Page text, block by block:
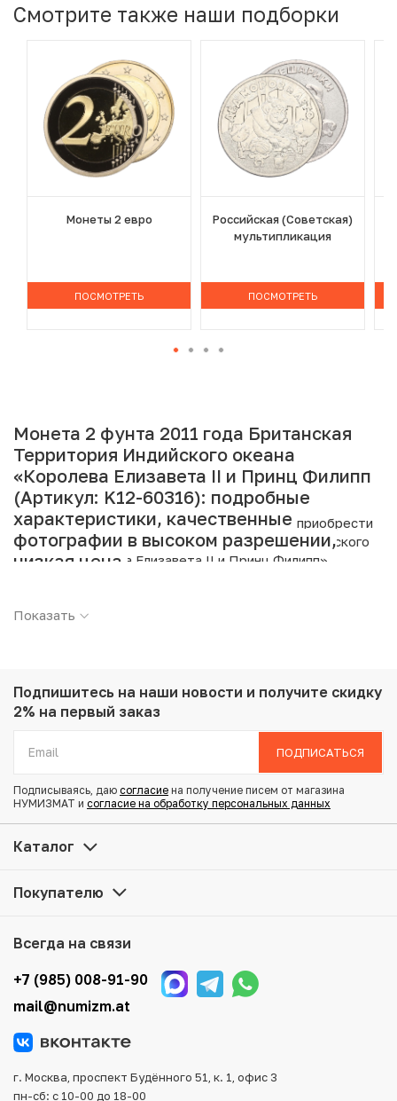
Смотрите также наши подборки
Монеты 2 евро
ПОСМОТРЕТЬ
Российская (Советская)
мультипликация
ПОСМОТРЕТЬ
Монета 2 фунта 2011 года Британская
Территория Индийского океана
«Королева Елизавета II и Принц Филипп»
(Артикул: K12-60316): подробные
характеристики, качественные
фотографии в высоком разрешении,
низкая цена.
Интернет магазин «Нумизмат» предлагает приобрести
2 фунта 2011 года Британская Территория Индийского
океана «Королева Елизавета II и Принц Филипп».
Металл: Медно-никелевый сплав
Вес: 28.28 г
Тираж: 30.000
Тематика: Выдающиеся личности
Купить 2 фунта 2011 года Британская Территория
интернет-магазине — Вам достаточно оформить заказ
Мы доставим Ваш заказ в любой регион России, кроме
того, возможен самовывоз товара из офиса магазина.
Для вашего удобства представлены несколько способов
тщательно упаковываются, что исключает возможность
Показать
Подпишитесь на наши новости и получите скидку
2% на первый заказ
ПОДПИСАТЬСЯ
Подписываясь, даю согласие на получение писем от магазина
НУМИЗМАТ и согласие на обработку персональных данных
Каталог
Покупателю
Всегда на связи
+7 (985) 008-91-90
mail@numizm.at
г. Москва, проспект Будённого 51, к. 1, офис 3
пн-сб: с 10-00 до 18-00